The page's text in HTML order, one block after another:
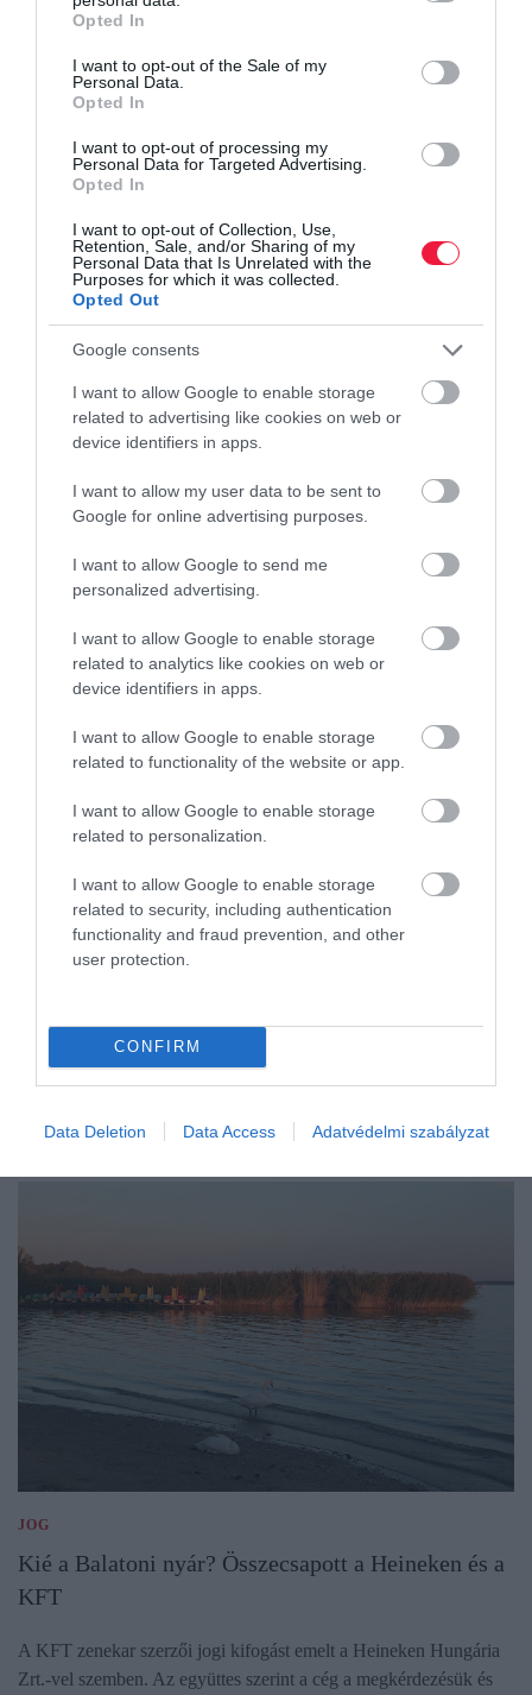
grant or deny consent to Google and its third-party tags to
use your data for below specified purposes in below Google
consent section.
Opted In
I want to opt-out of the Sale of my
Personal Data.
Opted In
I want to opt-out of processing my
Personal Data for Targeted Advertising.
Opted In
I want to opt-out of Collection, Use,
Retention, Sale, and/or Sharing of my
Personal Data that Is Unrelated with the
Purposes for which it was collected.
Opted Out
Google consents
I want to allow Google to enable storage
related to advertising like cookies on web or
device identifiers in apps.
I want to allow my user data to be sent to
Google for online advertising purposes.
I want to allow Google to send me
personalized advertising.
I want to allow Google to enable storage
related to analytics like cookies on web or
device identifiers in apps.
I want to allow Google to enable storage
related to functionality of the website or app.
I want to allow Google to enable storage
related to personalization.
I want to allow Google to enable storage
related to security, including authentication
functionality and fraud prevention, and other
user protection.
CONFIRM
Data Deletion Data Access Adatvédelmi szabályzat
MUNKA
Kincset ér ez a tulajdonság a munkahelyen
A legtöbben úgy gondolják, hogy a munkahelyi siker kulcsa a
magas IQ, a szakmai tudás vagy a többéves tapasztalat. A
ami legalább ekkora…
JOG
Kié a Balatoni nyár? Összecsapott a Heineken és a
KFT
A KFT zenekar szerzői jogi kifogást emelt a Heineken Hungária
Zrt.-vel szemben. Az együttes szerint a cég a megkérdezésük és